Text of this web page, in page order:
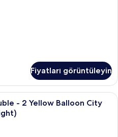
Fiyatları görüntüleyin
Kaliteli yatak takımı, kuştüyü yorgan,
- 2 Yellow Balloon City